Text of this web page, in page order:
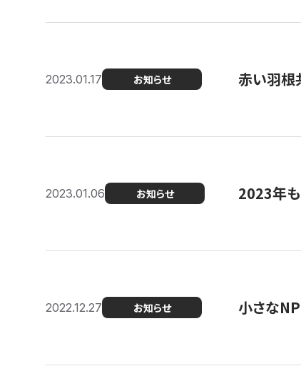
2023.01.17 お知らせ 赤い羽根
2023.01.06 お知らせ 2023年
2022.12.27 お知らせ 小さな